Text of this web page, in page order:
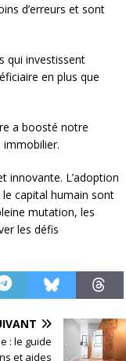
d’erreurs et sont
qui investissent
en plus que
a boosté notre
immobilier.
innovante. L’adoption
le capital humain sont
mutation, les
les défis
: le guide
et aides